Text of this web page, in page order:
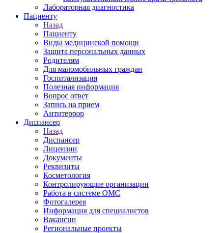
Лабораторная диагностика
Пациенту
Назад
Пациенту
Виды медицинской помощи
Защита персональных данных
Родителям
Для маломобильных граждан
Госпитализация
Полезная информация
Вопрос ответ
Запись на прием
Антитеррор
Диспансер
Назад
Диспансер
Лицензии
Документы
Реквизиты
Косметология
Контролирующие организации
Работа в системе ОМС
Фотогалерея
Информация для специалистов
Вакансии
Региональные проекты